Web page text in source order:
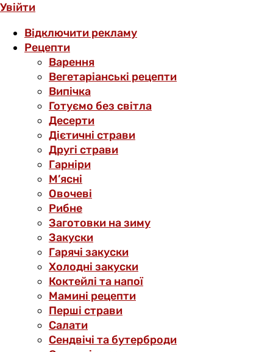
Увійти
Відключити рекламу
Рецепти
Варення
Вегетаріанські рецепти
Випічка
Готуємо без світла
Десерти
Дієтичні страви
Другі страви
Гарніри
М’ясні
Овочеві
Рибне
Заготовки на зиму
Закуски
Гарячі закуски
Холодні закуски
Коктейлі та напої
Мамині рецепти
Перші страви
Салати
Сендвічі та бутерброди